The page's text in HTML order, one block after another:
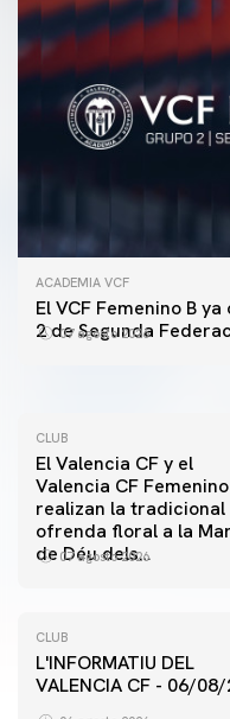
ACADEMIA VCF
El VCF Femenino B
2 de Segunda
07 agosto 2026
PRIMER EQUIPO
ENTRENAMIENTO
CLUB
El Valencia CF y el
Valencia CF Femenino
realizan la tradicional
ofrenda floral a la
de Déu dels
07 agosto 2026
CLUB
L'INFORMATIU DEL
VALENCIA CF - 06/